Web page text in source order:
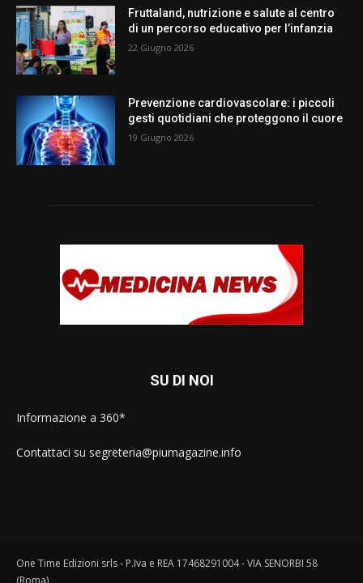
Fruttaland, nutrizione e salute al centro
di un percorso educativo per l’infanzia
22 Giugno 2026
Prevenzione cardiovascolare: i piccoli
gesti quotidiani che proteggono il cuore
19 Giugno 2026
SU DI NOI
Informazione a 360*
Contattaci su segreteria@piumagazine.info
One Time Edizioni srls - P.Iva e REA 17468291004 - VIA SENORBI 58
(Roma)